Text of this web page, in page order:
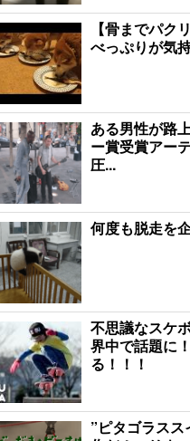
【骨までパク
べっぷりが気
ある男性が路
ー賞受賞アー
圧...
何度も脱走を
不思議なスケ
界中で話題に
る！！！
”ピタゴラス